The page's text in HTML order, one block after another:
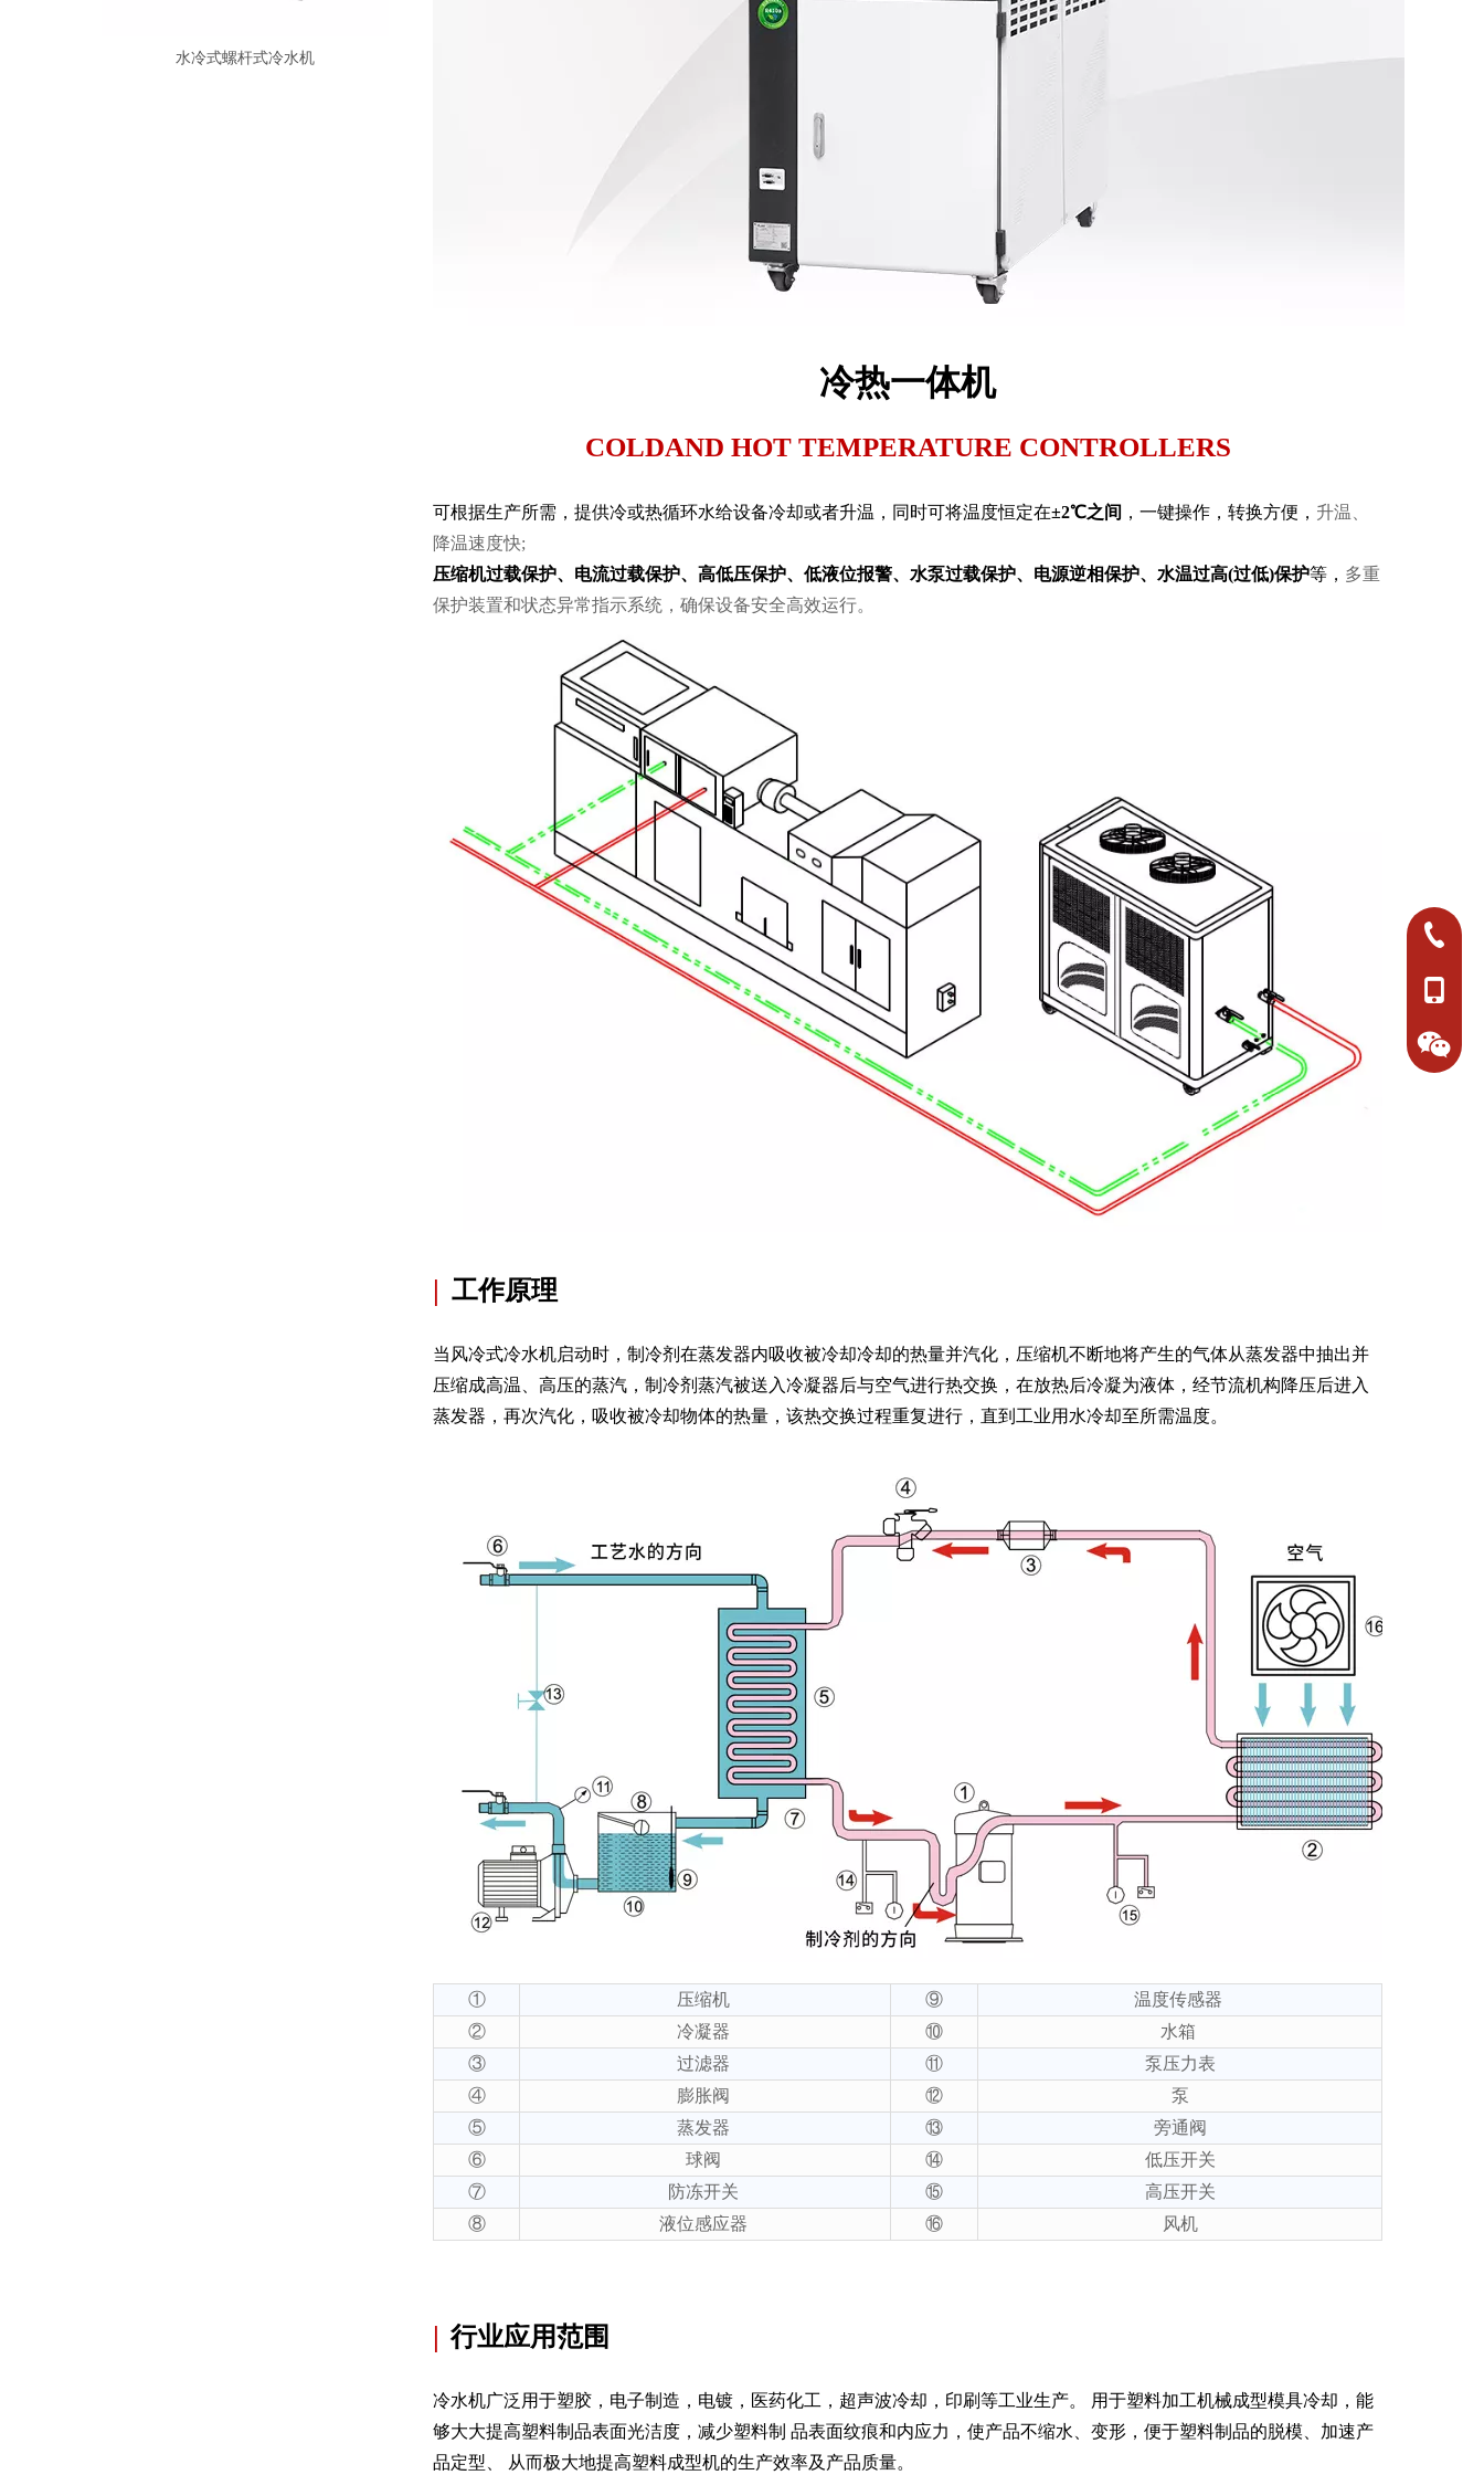
风冷式螺杆冷水机
冷热一体机
COLDAND HOT TEMPERATURE CONTROLLERS
可根据生产所需，提供冷或热循环水给设备冷却或者升温，同时可将温度恒定在±2℃之间 ，一键操作，转换方便， 升温、
降温速度快;
压缩机过载保护、电流过载保护、高低压保护、低液位报警、水泵过载保护、电源逆相保护、水温过高(过低)保护等， 多重
保护装置和状态异常指示系统，确保设备安全高效运行。
| 工作原理
当风冷式冷水机启动时，制冷剂在蒸发器内吸收被冷却冷却的热量并汽化，压缩机不断地将产生的气体从蒸发器中抽出并
压缩成高温、高压的蒸汽，制冷剂蒸汽被送入冷凝器后与空气进行热交换，在放热后冷凝为液体，经节流机构降压后进入
蒸发器，再次汽化，吸收被冷却物体的热量，该热交换过程重复进行，直到工业用水冷却至所需温度。
① 压缩机 ⑨
温度传感器
②
冷凝器 ⑩
水箱
③
过滤器 ⑪
泵压力表
④
膨胀阀 ⑫
泵
⑤
蒸发器 ⑬
旁通阀
⑥
球阀 ⑭
低压开关
⑦
防冻开关 ⑮
高压开关
⑧
液位感应器 ⑯ 风机
| 行业应用范围
冷水机广泛用于塑胶，电子制造，电镀，医药化工，超声波冷却，印刷等工业生产。 用于塑料加工机械成型模具冷却，能
够大大提高塑料制品表面光洁度，减少塑料制 品表面纹痕和内应力，使产品不缩水、变形，便于塑料制品的脱模、加速产
品定型、 从而极大地提高塑料成型机的生产效率及产品质量。
0750-
+86-